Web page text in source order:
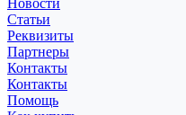
Новости
Статьи
Реквизиты
Партнеры
Контакты
Контакты
Помощь